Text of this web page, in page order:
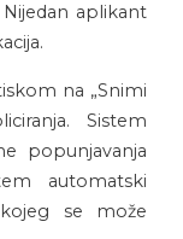
aplikant
na „Snimi
Sistem
popunjavanja
automatski
se može